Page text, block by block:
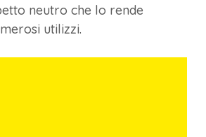
neutro che lo rende
utilizzi.